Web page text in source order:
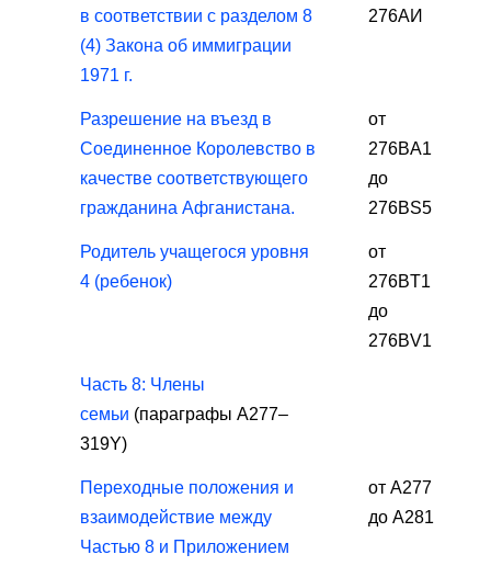
в соответствии с разделом 8
(4) Закона об иммиграции
1971 г.
276АИ
Разрешение на въезд в
Соединенное Королевство в
качестве соответствующего
гражданина Афганистана.
от
276BA1
до
276BS5
Родитель учащегося уровня
4 (ребенок)
от
276BT1
до
276BV1
Часть 8: Члены
семьи (параграфы A277–
319Y)
Переходные положения и
взаимодействие между
Частью 8 и Приложением
от А277
до А281